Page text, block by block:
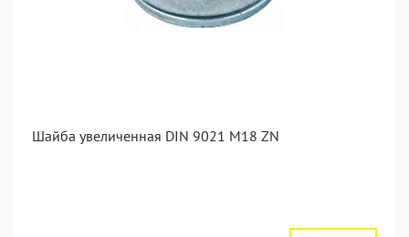
Шайба увеличенная DIN 9021 M18 ZN